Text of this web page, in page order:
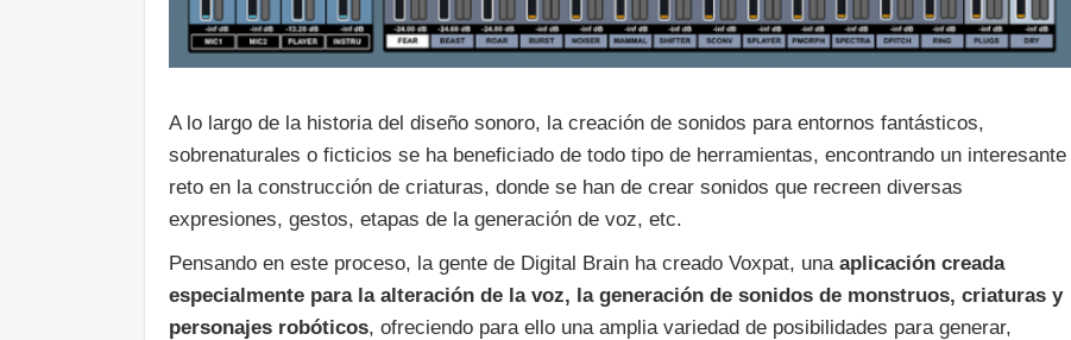
A lo largo de la historia del diseño sonoro, la creación de sonidos para entornos fantásticos,
sobrenaturales o ficticios se ha beneficiado de todo tipo de herramientas, encontrando un interesante
reto en la construcción de criaturas, donde se han de crear sonidos que recreen diversas
expresiones, gestos, etapas de la generación de voz, etc.
Pensando en este proceso, la gente de Digital Brain ha creado Voxpat, una aplicación creada
especialmente para la alteración de la voz, la generación de sonidos de monstruos, criaturas y
personajes robóticos, ofreciendo para ello una amplia variedad de posibilidades para generar,